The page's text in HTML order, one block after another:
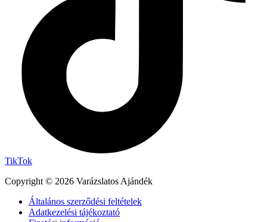
TikTok
Copyright © 2026 Varázslatos Ajándék
Általános szerződési feltételek
Adatkezelési tájékoztató